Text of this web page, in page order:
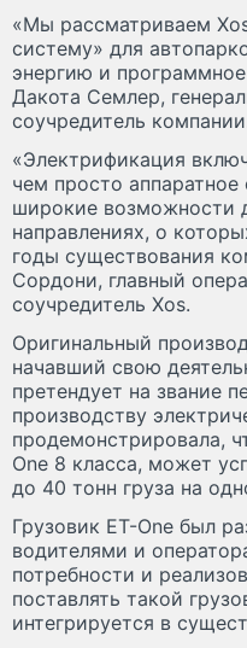
«Мы рассматриваем
систему» для
энергию и
Дакота Семлер,
соучредитель
«Электрификация
чем просто аппаратное
широкие возможности
направлениях, о
годы существования
Сордони, главный
соучредитель Xos.
Оригинальный
начавший свою
претендует на звание
производству
продемонстрировала,
One 8 класса, может
до 40 тонн груза на
Грузовик ET-One был
водителями и
потребности и
поставлять такой
интегрируется в